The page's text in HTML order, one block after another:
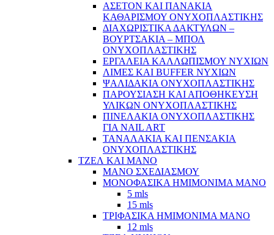
ΑΣΕΤΟΝ ΚΑΙ ΠΑΝΑΚΙΑ
ΚΑΘΑΡΙΣΜΟΥ ΟΝΥΧΟΠΛΑΣΤΙΚΗΣ
ΔΙΑΧΩΡΙΣΤΙΚΑ ΔΑΚΤΥΛΩΝ –
ΒΟΥΡΤΣΑΚΙΑ – ΜΠΟΛ
ΟΝΥΧΟΠΛΑΣΤΙΚΗΣ
ΕΡΓΑΛΕΙΑ ΚΑΛΛΩΠΙΣΜΟΥ ΝΥΧΙΩΝ
ΛΙΜΕΣ ΚΑΙ BUFFER ΝΥΧΙΩΝ
ΨΑΛΙΔΑΚΙΑ ΟΝΥΧΟΠΛΑΣΤΙΚΗΣ
ΠΑΡΟΥΣΙΑΣΗ ΚΑΙ ΑΠΟΘΗΚΕΥΣΗ
ΥΛΙΚΩΝ ΟΝΥΧΟΠΛΑΣΤΙΚΗΣ
ΠΙΝΕΛΑΚΙΑ ΟΝΥΧΟΠΛΑΣΤΙΚΗΣ
ΓΙΑ NAIL ART
ΤΑΝΑΛΑΚΙΑ ΚΑΙ ΠΕΝΣΑΚΙΑ
ΟΝΥΧΟΠΛΑΣΤΙΚΗΣ
ΤΖΕΛ ΚΑΙ ΜΑΝΟ
ΜΑΝΟ ΣΧΕΔΙΑΣΜΟΥ
ΜΟΝΟΦΑΣΙΚΑ ΗΜΙΜΟΝΙΜΑ ΜΑΝΟ
5 mls
15 mls
ΤΡΙΦΑΣΙΚΑ ΗΜΙΜΟΝΙΜΑ ΜΑΝΟ
12 mls